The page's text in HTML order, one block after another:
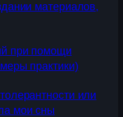
материалов,
при помощи
практики)
или
мои сны